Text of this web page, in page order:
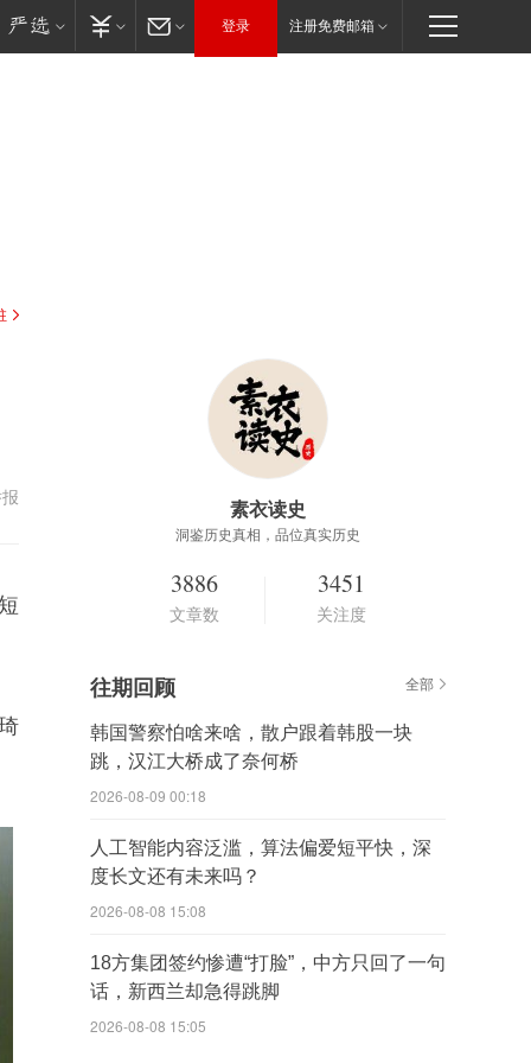
登录 注册免费邮箱
素衣读史
洞鉴历史真相，品位真实历史
3886
文章数
3451
关注度
往期回顾 全部
韩国警察怕啥来啥，散户跟着韩股一块
跳，汉江大桥成了奈何桥
2026-08-09 00:18
人工智能内容泛滥，算法偏爱短平快，深
度长文还有未来吗？
2026-08-08 15:08
18方集团签约惨遭“打脸”，中方只回了一句
话，新西兰却急得跳脚
2026-08-08 15:05